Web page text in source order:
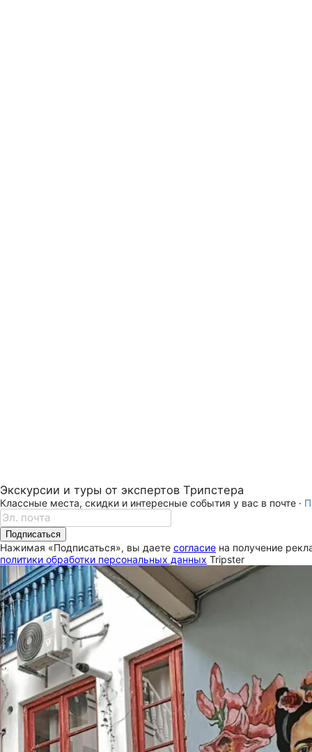
Экскурсии и туры от экспертов Трипстера
Классные места, скидки и интересные события у вас в почте ·
Подписаться
Нажимая «Подписаться», вы даете согласие на получение
политики обработки персональных данных Tripster